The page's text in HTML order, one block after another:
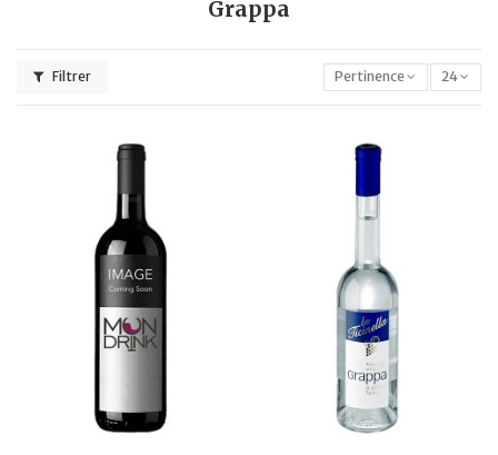
Grappa
Filtrer Pertinence 24